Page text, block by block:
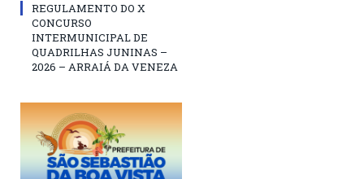
REGULAMENTO DO X
CONCURSO
INTERMUNICIPAL DE
QUADRILHAS JUNINAS –
2026 – ARRAIÁ DA VENEZA